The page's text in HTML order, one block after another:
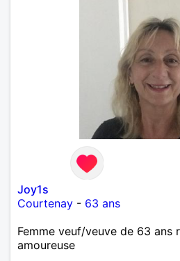
Joy1s
Courtenay - 63 ans
Femme veuf/veuve de 63 ans
amoureuse